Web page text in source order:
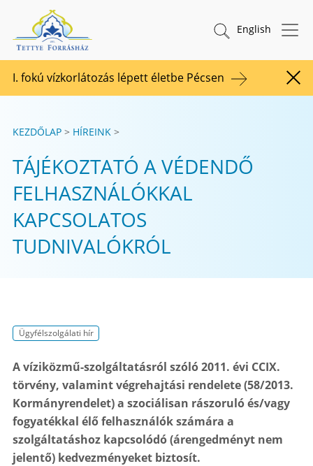
Tovább a tartalomhoz
TETTYE FORRÁSHÁZ Zrt. Keresés indítása
English
I. fokú vízkorlátozás lépett életbe Pécsen
KEZDŐLAP HÍREINK
TÁJÉKOZTATÓ A VÉDENDŐ
FELHASZNÁLÓKKAL
KAPCSOLATOS
TUDNIVALÓKRÓL
Ügyfélszolgálati hír
A víziközmű-szolgáltatásról szóló 2011. évi CCIX.
törvény, valamint végrehajtási rendelete (58/2013.
Kormányrendelet) a szociálisan rászoruló és/vagy
fogyatékkal élő felhasználók számára a
szolgáltatáshoz kapcsolódó (árengedményt nem
jelentő) kedvezményeket biztosít.